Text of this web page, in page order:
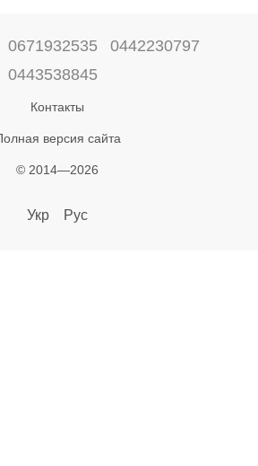
0671932535
0442230797
0443538845
Контакты
версия сайта
© 2014—2026
Укр Рус